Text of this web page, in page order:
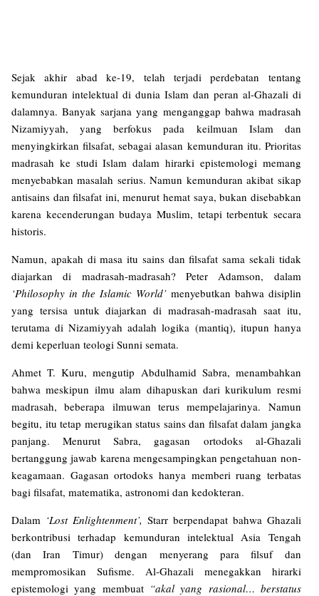
Sejak akhir abad ke-19, telah terjadi perdebatan tentang
kemunduran intelektual di dunia Islam dan peran al-Ghazali di
dalamnya. Banyak sarjana yang menganggap bahwa madrasah
Nizamiyyah, yang berfokus pada keilmuan Islam dan
menyingkirkan filsafat, sebagai alasan kemunduran itu. Prioritas
madrasah ke studi Islam dalam hirarki epistemologi memang
menyebabkan masalah serius. Namun kemunduran akibat sikap
antisains dan filsafat ini, menurut hemat saya, bukan disebabkan
karena kecenderungan budaya Muslim, tetapi terbentuk secara
historis.
Namun, apakah di masa itu sains dan filsafat sama sekali tidak
diajarkan di madrasah-madrasah? Peter Adamson, dalam
‘Philosophy in the Islamic World’menyebutkan bahwa disiplin
yang tersisa untuk diajarkan di madrasah-madrasah saat itu,
terutama di Nizamiyyah adalah logika (mantiq), itupun hanya
demi keperluan teologi Sunni semata.
Ahmet T. Kuru, mengutip Abdulhamid Sabra, menambahkan
bahwa meskipun ilmu alam dihapuskan dari kurikulum resmi
madrasah, beberapa ilmuwan terus mempelajarinya. Namun
begitu, itu tetap merugikan status sains dan filsafat dalam jangka
panjang. Menurut Sabra, gagasan ortodoks al-Ghazali
bertanggung jawab karena mengesampingkan pengetahuan non-
keagamaan. Gagasan ortodoks hanya memberi ruang terbatas
bagi filsafat, matematika, astronomi dan kedokteran.
Dalam ‘Lost Enlightenment’, Starr berpendapat bahwa Ghazali
berkontribusi terhadap kemunduran intelektual Asia Tengah
(dan Iran Timur) dengan menyerang para filsuf dan
mempromosikan Sufisme. Al-Ghazali menegakkan hirarki
epistemologi yang membuat “akal yang rasional… berstatus